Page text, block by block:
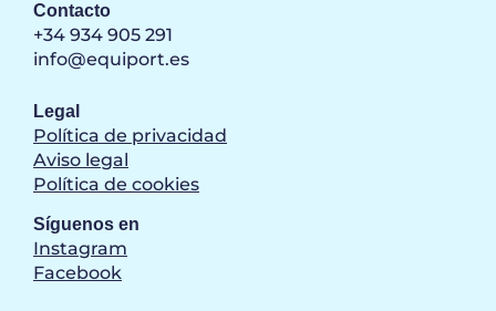
Contacto
+34 934 905 291
info@equiport.es
Legal
Política de privacidad
Aviso legal
Política de cookies
Síguenos en
Instagram
Facebook